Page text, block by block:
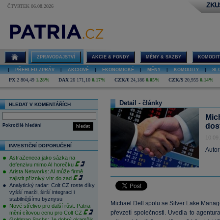
ČTVRTEK 06.08.2026
ZPRAVODAJSTVÍ AKCIE & FONDY MĚNY & SAZBY
PŘEHLED ZPRÁV AKCIOVÉ EKONOMICKÉ MĚNY KOMODITY
PX 2 804,49 1,28% DAX 26 171,10 0,17% CZK/€ 24,186 0,05% CZK/$ 20,955 0,14%
HLEDAT V KOMENTÁŘÍCH
hledat
Pokročilé hledání
INVESTIČNÍ DOPORUČENÍ
AstraZeneca jako sázka na
defenzivu mimo AI horečku
Arista Networks: AI může firmě
zajistit příznivý vítr do zad
Analytický radar: Colt CZ roste díky
vyšší marži, širší integraci i
stabilnějšímu byznysu
Nové střelivo pro další růst. Patria
mění cílovou cenu pro Colt CZ
Detail - články
Michael Dell spolu se Silver Lake
převzetí společnosti. Uvedla to